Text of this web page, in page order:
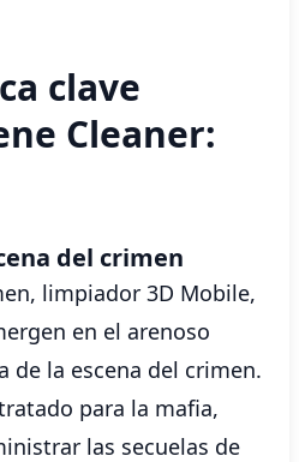
clave
Cleaner:
del crimen
limpiador 3D Mobile,
en el arenoso
de la escena del crimen.
para la mafia,
las secuelas de